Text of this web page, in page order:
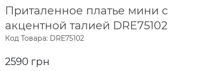
Приталенное платье мини с
акцентной талией DRE75102
Код Товара: DRE75102
2590 грн